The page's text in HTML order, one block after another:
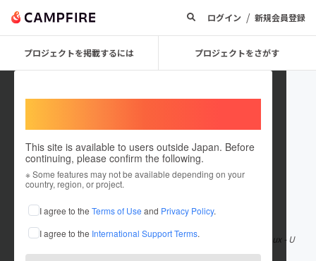
ログイン / 新規会員登録
プロジェクトを掲載するには プロジェクトをさがす
This site is available to users outside Japan. Before
continuing, please confirm the following.
※ Some features may not be available depending on your
country, region, or project.
I agree to the Terms of Use and Privacy Policy.
I agree to the International Support Terms.
SydneyClifford57991
在住国：サウスジョージア及びサウスサンドウィッチ諸島
出身国：サウスジョージア及びサウスサンドウィッチ諸島
Arthur Cazaux - Ugo Humbert «LiveStream» Watch Arthur Cazaux - U
go Humbert live streaming